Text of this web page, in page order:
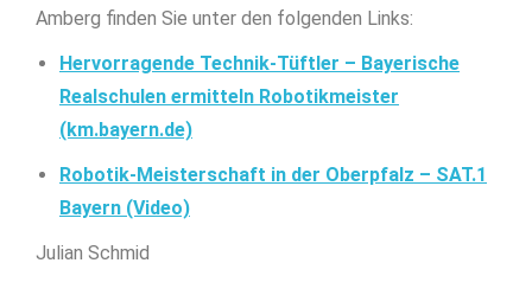
Amberg finden Sie unter den folgenden Links:
Hervorragende Technik-Tüftler – Bayerische
Realschulen ermitteln Robotikmeister
(km.bayern.de)
Robotik-Meisterschaft in der Oberpfalz – SAT.1
Bayern (Video)
Julian Schmid